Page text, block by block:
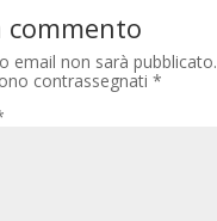
commento
email non sarà pubblicato.
contrassegnati*